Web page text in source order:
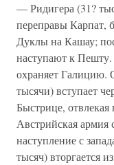
— Ридигера (31?
переправы Карпат,
Дуклы на Кашау;
наступают к Пешту.
охраняет Галицию.
тысячи) вступает
Быстрице, отвлекая
Австрийская армия
наступление с
тысяч) вторгается